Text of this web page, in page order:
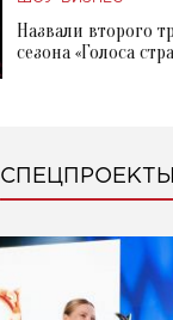
Назвали второго
сезона «Голоса
СПЕЦПРОЕКТЫ